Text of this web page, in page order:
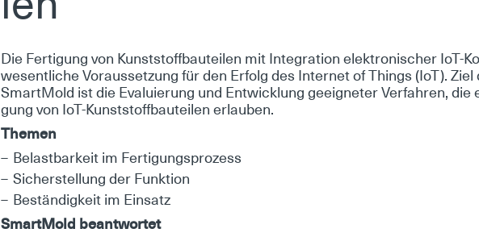
Die Fer­ti­gung von Kunst­stoff­bau­tei­len mit In­te­gra­ti­on elek­tro­ni­scher IoT-
we­sent­li­che Vor­aus­set­zung für den Er­folg des In­ter­net of Things (IoT). Ziel
Smart­Mold ist die Eva­lu­ie­rung und Ent­wick­lung ge­eig­ne­ter Ver­fah­ren,
gung von IoT-Kunst­stoff­bau­tei­len er­lau­ben.
The­men
Be­last­bar­keit im Fer­ti­gungs­pro­zess
Si­cher­stel­lung der Funk­ti­on
Be­stän­dig­keit im Ein­satz
Smart­Mold be­ant­wor­tet